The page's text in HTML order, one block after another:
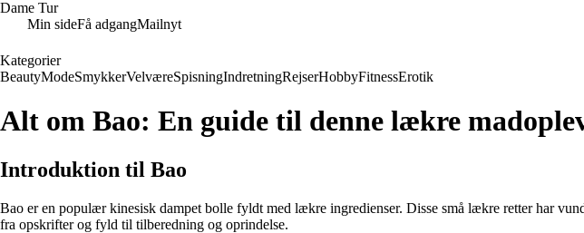
Dame Tur
Min sideFå adgangMailnyt
Kategorier
BeautyModeSmykkerVelværeSpisningIndretningRejserHobbyFitnessErotik
Alt om Bao: En guide til denne lækre
Introduktion til Bao
Bao er en populær kinesisk dampet bolle fyldt med lækre ingredienser. Disse små lækre retter har
fra opskrifter og fyld til tilberedning og oprindelse.